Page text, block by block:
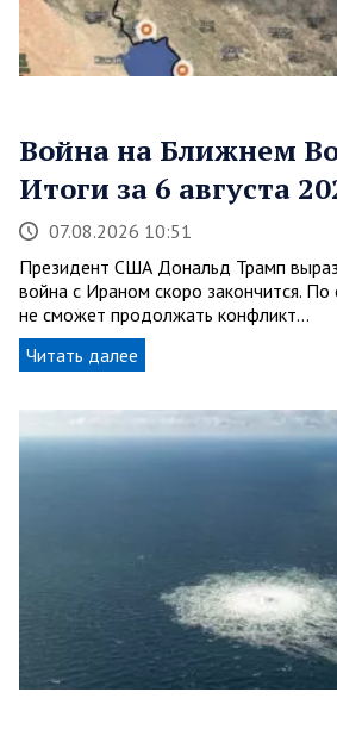
Война на Ближнем
Итоги за 6 августа
07.08.2026 10:51
Президент США Дональд Трамп
война с Ираном скоро закончится. По
не сможет продолжать конфликт…
Читать далее